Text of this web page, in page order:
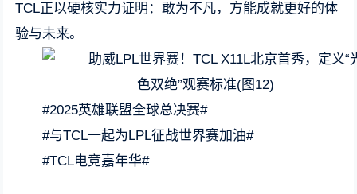
TCL正以硬核实力证明：敢为不凡，方能成就更好的体
验与未来。
#2025英雄联盟全球总决赛#
#与TCL一起为LPL征战世界赛加油#
#TCL电竞嘉年华#